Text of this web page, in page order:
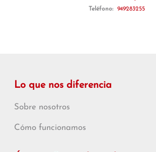
Teléfono:
949283255
Lo que nos diferencia
Sobre nosotros
Cómo funcionamos